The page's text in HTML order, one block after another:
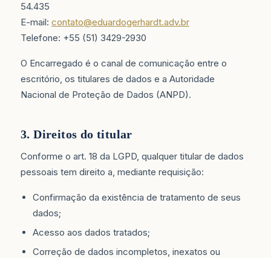
54.435
E-mail: contato@eduardogerhardt.adv.br
Telefone: +55 (51) 3429-2930
O Encarregado é o canal de comunicação entre o
escritório, os titulares de dados e a Autoridade
Nacional de Proteção de Dados (ANPD).
3. Direitos do titular
Conforme o art. 18 da LGPD, qualquer titular de dados
pessoais tem direito a, mediante requisição:
Confirmação da existência de tratamento de seus
dados;
Acesso aos dados tratados;
Correção de dados incompletos, inexatos ou